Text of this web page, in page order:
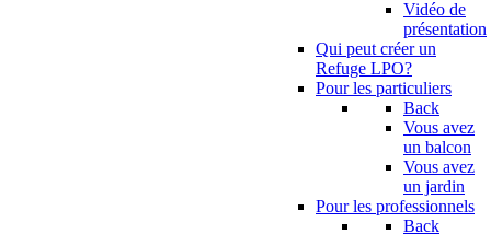
Vidéo de
présentation
Qui peut créer un
Refuge LPO?
Pour les particuliers
Back
Vous avez
un balcon
Vous avez
un jardin
Pour les professionnels
Back